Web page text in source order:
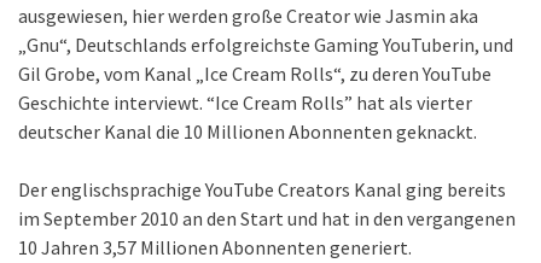
ausgewiesen, hier werden große Creator wie Jasmin aka
„Gnu“, Deutschlands erfolgreichste Gaming YouTuberin, und
Gil Grobe, vom Kanal „Ice Cream Rolls“, zu deren YouTube
Geschichte interviewt. “Ice Cream Rolls” hat als vierter
deutscher Kanal die 10 Millionen Abonnenten geknackt.
Der englischsprachige YouTube Creators Kanal ging bereits
im September 2010 an den Start und hat in den vergangenen
10 Jahren 3,57 Millionen Abonnenten generiert.